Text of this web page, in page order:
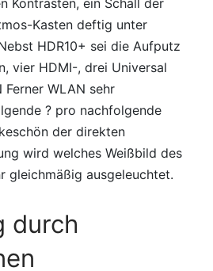
Kasten deftig unter
HDR10+ sei die Aufputz
vier HDMI-, drei Universal
WLAN sehr
? pro nachfolgende
der direkten
wird welches Weißbild des
gleichmäßig ausgeleuchtet.
durch